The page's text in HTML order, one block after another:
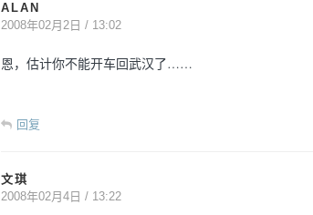
ALAN
2008年02月2日 / 13:02
恩，估计你不能开车回武汉了……
回复
文琪
2008年02月4日 / 13:22